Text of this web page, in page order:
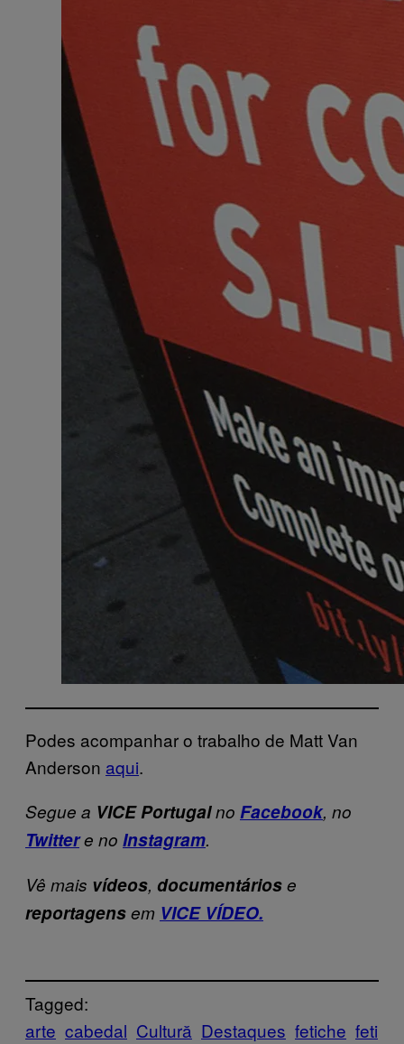
Podes acompanhar o trabalho de Matt Van
Anderson aqui.
Segue a VICE Portugalno Facebook, no
Twittere no Instagram.
Vê mais vídeos, documentáriose
reportagensem VICE VÍDEO.
Tagged:
arte cabedal Cultură Destaques fetiche feti